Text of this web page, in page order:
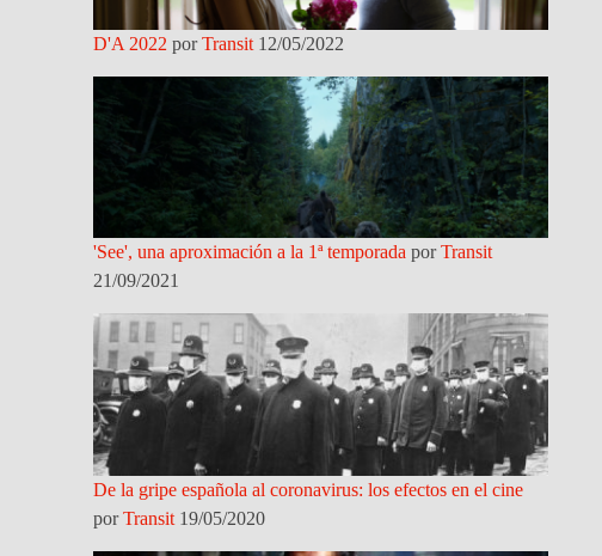
D'A 2022 porTransit 12/05/2022
'See', una aproximación a la 1ª temporadaporTransit
21/09/2021
De la gripe española al coronavirus: los efectos en el cine
porTransit 19/05/2020